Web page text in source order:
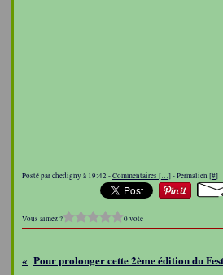
Posté par chedigny à 19:42 -Commentaires […]- Permalien [#]
Vous aimez ? 0 vote
Pour prolonger cette 2ème édition du